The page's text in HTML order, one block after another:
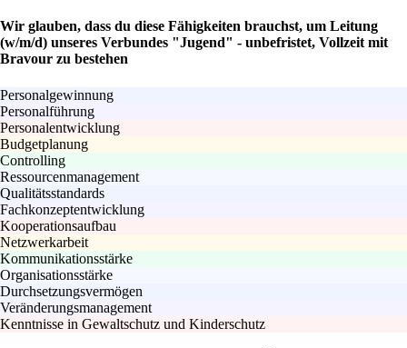
Wir glauben, dass du diese Fähigkeiten brauchst, um Leitung
(w/m/d) unseres Verbundes "Jugend" - unbefristet, Vollzeit mit
Bravour zu bestehen
Personalgewinnung
Personalführung
Personalentwicklung
Budgetplanung
Controlling
Ressourcenmanagement
Qualitätsstandards
Fachkonzeptentwicklung
Kooperationsaufbau
Netzwerkarbeit
Kommunikationsstärke
Organisationsstärke
Durchsetzungsvermögen
Veränderungsmanagement
Kenntnisse in Gewaltschutz und Kinderschutz